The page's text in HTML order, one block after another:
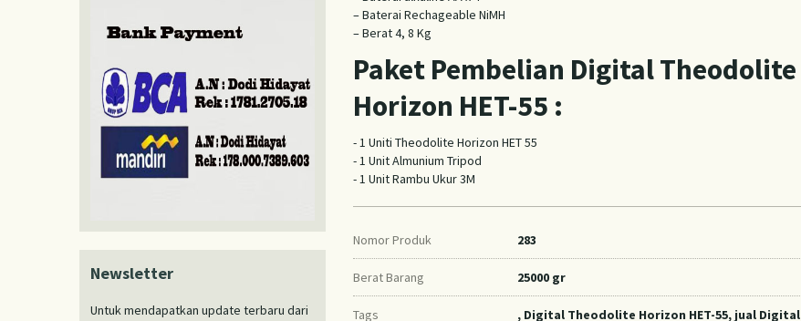
– Baterai Rechageable NiMH
– Berat 4, 8 Kg
Paket Pembelian Digital Theodolite
Horizon HET-55 :
- 1 Uniti Theodolite Horizon HET 55
- 1 Unit Almunium Tripod
- 1 Unit Rambu Ukur 3M
Nomor Produk 283
Berat Barang 25000 gr
Tags
, Digital Theodolite Horizon HET-55, jual Digital
Newsletter
Untuk mendapatkan update terbaru dari